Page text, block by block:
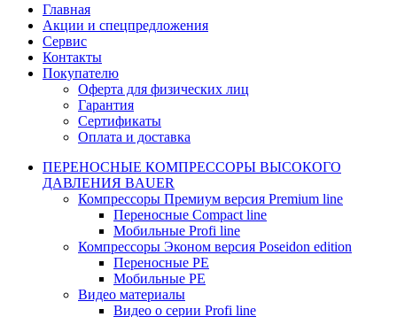
Главная
Акции и спецпредложения
Сервис
Контакты
Покупателю
Оферта для физических лиц
Гарантия
Сертификаты
Оплата и доставка
ПЕРЕНОСНЫЕ КОМПРЕССОРЫ ВЫСОКОГО
ДАВЛЕНИЯ BAUER
Компрессоры Премиум версия Premium line
Переносные Compact line
Мобильные Profi line
Компрессоры Эконом версия Poseidon edition
Переносные PE
Мобильные PE
Видео материалы
Видео о серии Profi line